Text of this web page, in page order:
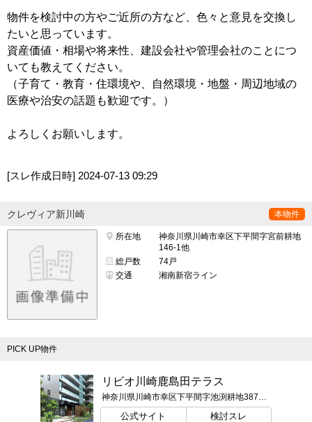
物件を検討中の方やご近所の方など、色々と意見を交換し
たいと思っています。
資産価値・相場や将来性、建設会社や管理会社のことにつ
いても教えてください。
（子育て・教育・住環境や、自然環境・地盤・周辺地域の
医療や治安の話題も歓迎です。）
よろしくお願いします。
[スレ作成日時] 2024-07-13 09:29
クレヴィア新川崎 本物件
所在地
神奈川県川崎市幸区下平間字宮前耕地
146-1他
総戸数
74戸
交通
湘南新宿ライン
PICK UP物件
リビオ川崎鹿島田テラス
神奈川県川崎市幸区下平間字池渕耕地387番1（地番）
公式サイト 検討スレ